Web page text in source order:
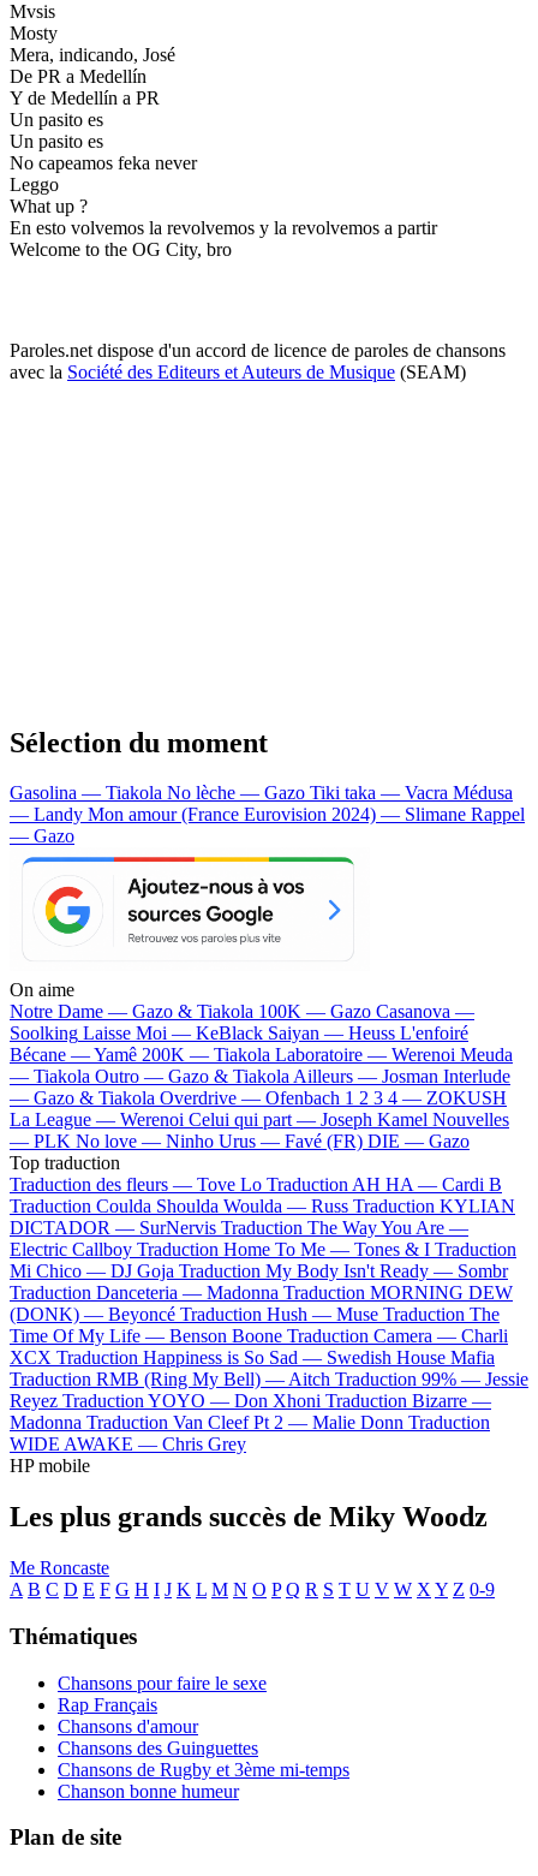
Mvsis
Mosty
Mera, indicando, José
De PR a Medellín
Y de Medellín a PR
Un pasito es
Un pasito es
No capeamos feka never
Leggo
What up ?
En esto volvemos la revolvemos y la revolvemos a partir
Welcome to the OG City, bro
Paroles.net dispose d'un accord de licence de paroles de chansons
avec la Société des Editeurs et Auteurs de Musique (SEAM)
Sélection du moment
Gasolina — Tiakola No lèche — Gazo Tiki taka — Vacra Médusa
— Landy Mon amour (France Eurovision 2024) — Slimane Rappel
— Gazo
On aime
Notre Dame — Gazo & Tiakola 100K — Gazo Casanova —
Soolking Laisse Moi — KeBlack Saiyan — Heuss L'enfoiré
Bécane —Yamê 200K — Tiakola Laboratoire — Werenoi Meuda
— Tiakola Outro — Gazo & TiakolaAilleurs — Josman Interlude
— Gazo & Tiakola Overdrive — Ofenbach 1 2 3 4 — ZOKUSH
La League — Werenoi Celui qui part — Joseph Kamel Nouvelles
— PLK No love — Ninho Urus — Favé (FR) DIE — Gazo
Top traduction
Traduction des fleurs — Tove Lo Traduction AH HA — Cardi B
Traduction Coulda Shoulda Woulda — Russ Traduction KYLIAN
DICTADOR — SurNervis Traduction The Way You Are —
Electric Callboy Traduction Home To Me — Tones & I Traduction
Mi Chico — DJ Goja Traduction My Body Isn't Ready — Sombr
Traduction Danceteria — Madonna Traduction MORNING DEW
(DONK) — Beyoncé Traduction Hush — Muse Traduction The
Time Of My Life — Benson Boone Traduction Camera — Charli
XCX Traduction Happiness is So Sad — Swedish House Mafia
Traduction RMB (Ring My Bell) —Aitch Traduction 99% — Jessie
Reyez Traduction YOYO — Don Xhoni Traduction Bizarre —
Madonna Traduction Van Cleef Pt 2 — Malie Donn Traduction
WIDE AWAKE — Chris Grey
HP mobile
Les plus grands succès de Miky Woodz
Me Roncaste
A B C D E F G H I J K L M N O P Q R S T U V W X Y Z 0-9
Thématiques
Chansons pour faire le sexe
Rap Français
Chansons d'amour
Chansons des Guinguettes
Chansons de Rugby et 3ème mi-temps
Chanson bonne humeur
Plan de site